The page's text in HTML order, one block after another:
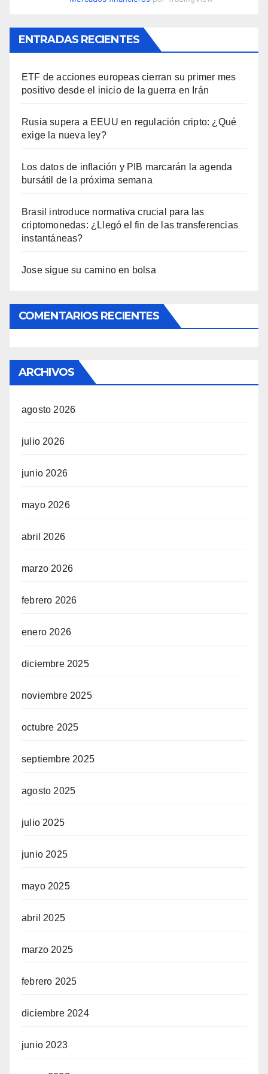
ENTRADAS RECIENTES
ETF de acciones europeas cierran su primer mes
positivo desde el inicio de la guerra en Irán
Rusia supera a EEUU en regulación cripto: ¿Qué
exige la nueva ley?
Los datos de inflación y PIB marcarán la agenda
bursátil de la próxima semana
Brasil introduce normativa crucial para las
criptomonedas: ¿Llegó el fin de las transferencias
instantáneas?
Jose sigue su camino en bolsa
COMENTARIOS RECIENTES
ARCHIVOS
agosto 2026
julio 2026
junio 2026
mayo 2026
abril 2026
marzo 2026
febrero 2026
enero 2026
diciembre 2025
noviembre 2025
octubre 2025
septiembre 2025
agosto 2025
julio 2025
junio 2025
mayo 2025
abril 2025
marzo 2025
febrero 2025
diciembre 2024
junio 2023